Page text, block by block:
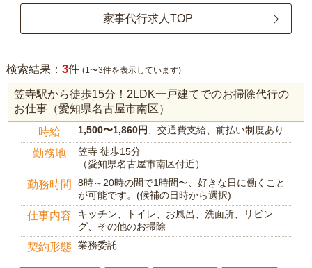
家事代行求人TOP
検索結果： 3件 (1〜3件を表示しています)
笠寺駅から徒歩15分！2LDK一戸建てでのお掃除代行の
お仕事（愛知県名古屋市南区）
時給 1,500〜1,860円 、交通費支給、前払い制度あり
勤務地
笠寺 徒歩15分
（愛知県名古屋市南区付近）
勤務時間
8時～20時の間で1時間〜、好きな日に働くこと
が可能です。(候補の日時から選択)
仕事内容
キッチン、トイレ、お風呂、洗面所、リビン
グ、その他のお掃除
契約形態 業務委託